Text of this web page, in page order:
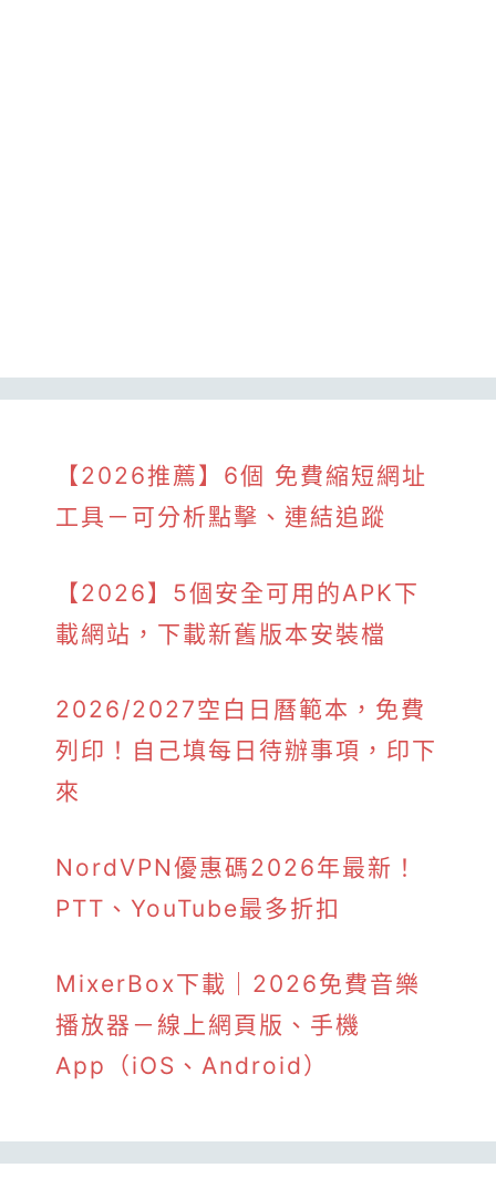
【2026推薦】6個 免費縮短網址
工具－可分析點擊、連結追蹤
【2026】5個安全可用的APK下
載網站，下載新舊版本安裝檔
2026/2027空白日曆範本，免費
列印！自己填每日待辦事項，印下
來
NordVPN優惠碼2026年最新！
PTT、YouTube最多折扣
MixerBox下載｜2026免費音樂
播放器－線上網頁版、手機
App（iOS、Android）